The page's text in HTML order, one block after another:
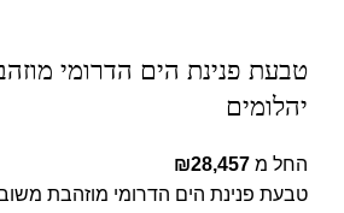
טבעת פנינת הים הדרומי
יהלומים
החל מ ₪28,457
טבעת פנינת הים הדרומי מוזהבת